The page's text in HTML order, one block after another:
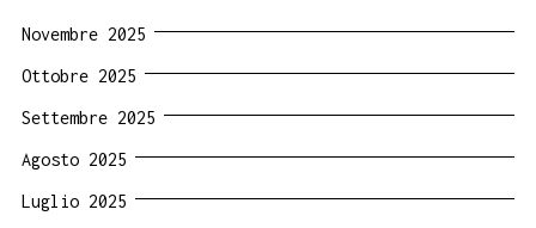
Novembre 2025
Ottobre 2025
Settembre 2025
Agosto 2025
Luglio 2025